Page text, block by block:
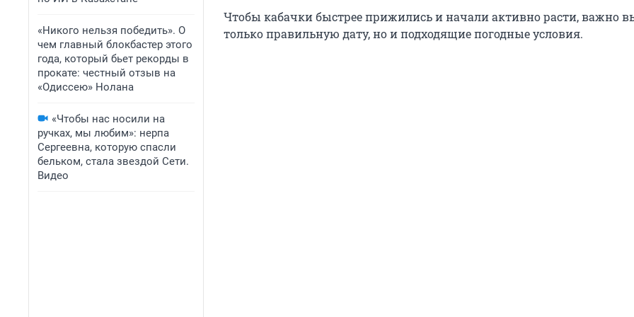
«Никого нельзя победить». О
чем главный блокбастер этого
года, который бьет рекорды в
прокате: честный отзыв на
«Одиссею» Нолана
«Чтобы нас носили на
ручках, мы любим»: нерпа
Сергеевна, которую спасли
бельком, стала звездой Сети.
Видео
Чтобы кабачки быстрее прижились и начали активно расти, важно
только правильную дату, но и подходящие погодные условия.